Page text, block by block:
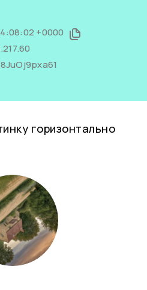
+0000
горизонтально